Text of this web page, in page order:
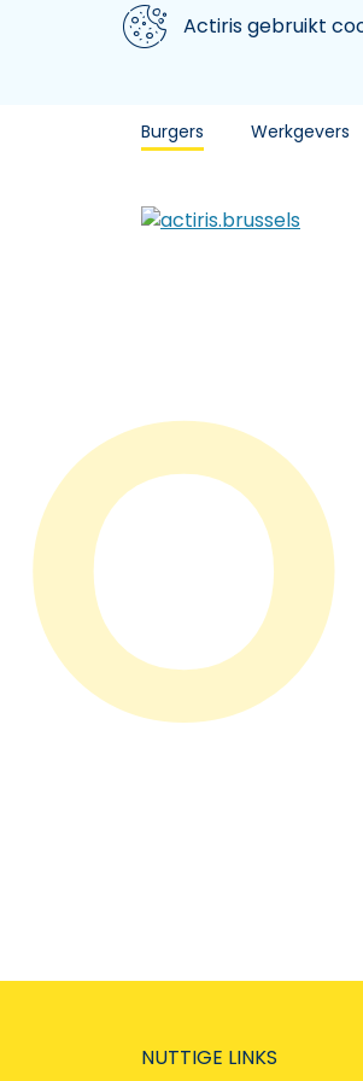
Aller au contenu principal
We gebruiken cookiesActiris gebruikt
Burgers Werkgevers
NUTTIGE LINKS